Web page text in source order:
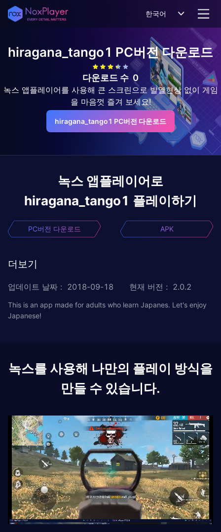
한국어
hiragana_tango1 PC버전 다운로드
다운로드 수 0
녹스 앱플레이어를 사용해 큰 스크린으로 발열현상 없이 게임
을 마음껏 즐겨 보세요!
hiragana_tango1 PC버전 다운로드
녹스 앱플레이어로
hiragana_tango1 플레이하기
PC버전 다운로드 APK
더보기
업데이트 날짜 : 2018-09-18 현재 버전 : 2.0.2
This is an app made for adults who learn Japanes. Let's enjoy
Japanese!
녹스를 사용해 나만의 플레이 방식을
만들 수 있습니다.